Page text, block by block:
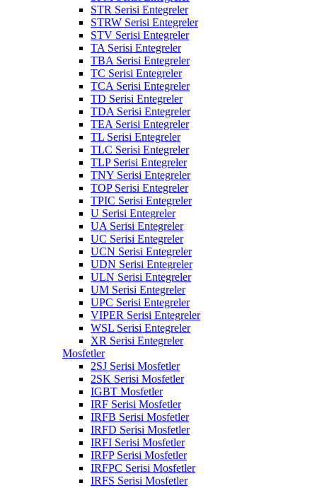
STR Serisi Entegreler
STRW Serisi Entegreler
STV Serisi Entegreler
TA Serisi Entegreler
TBA Serisi Entegreler
TC Serisi Entegreler
TCA Serisi Entegreler
TD Serisi Entegreler
TDA Serisi Entegreler
TEA Serisi Entegreler
TL Serisi Entegreler
TLC Serisi Entegreler
TLP Serisi Entegreler
TNY Serisi Entegreler
TOP Serisi Entegreler
TPIC Serisi Entegreler
U Serisi Entegreler
UA Serisi Entegreler
UC Serisi Entegreler
UCN Serisi Entegreler
UDN Serisi Entegreler
ULN Serisi Entegreler
UM Serisi Entegreler
UPC Serisi Entegreler
VIPER Serisi Entegreler
WSL Serisi Entegreler
XR Serisi Entegreler
Mosfetler
2SJ Serisi Mosfetler
2SK Serisi Mosfetler
IGBT Mosfetler
IRF Serisi Mosfetler
IRFB Serisi Mosfetler
IRFD Serisi Mosfetler
IRFI Serisi Mosfetler
IRFP Serisi Mosfetler
IRFPC Serisi Mosfetler
IRFS Serisi Mosfetler